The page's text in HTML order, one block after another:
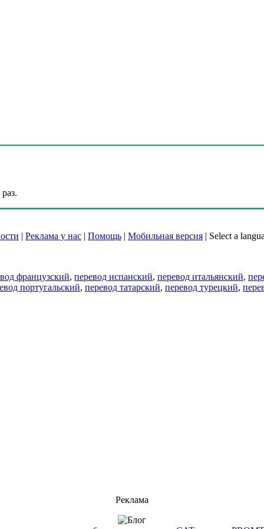
| Реклама у нас | Помощь | Мобильная версия | Select a
французский, перевод испанский, перевод итальянский,
португальский, перевод татарский, перевод турецкий,
Реклама